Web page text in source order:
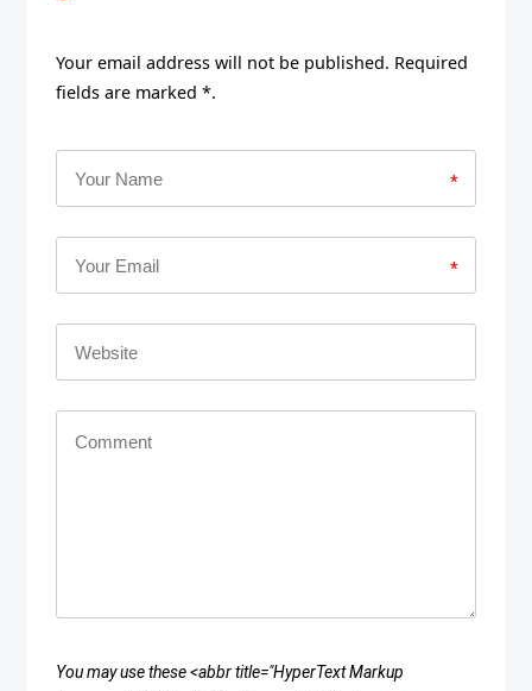
Your email address will not be published. Required
fields are marked *.
*
*
You may use these <abbr title="HyperText Markup